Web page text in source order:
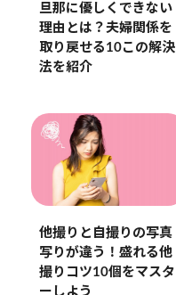
旦那に優しくできない
理由とは？夫婦関係を
取り戻せる10この解決
法を紹介
他撮りと自撮りの写真
写りが違う！盛れる他
撮りコツ10個をマスタ
ーしよう